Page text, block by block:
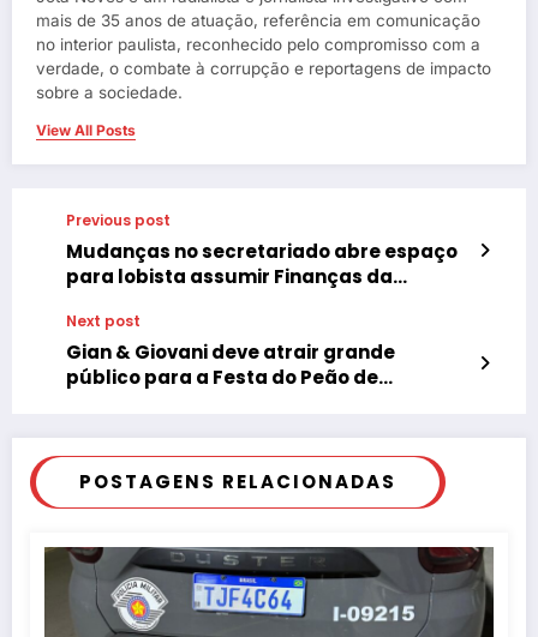
mais de 35 anos de atuação, referência em comunicação
no interior paulista, reconhecido pelo compromisso com a
verdade, o combate à corrupção e reportagens de impacto
sobre a sociedade.
View All Posts
Previous post
Mudanças no secretariado abre espaço
para lobista assumir Finanças da
Next post
Gian & Giovani deve atrair grande
público para a Festa do Peão de
POSTAGENS RELACIONADAS